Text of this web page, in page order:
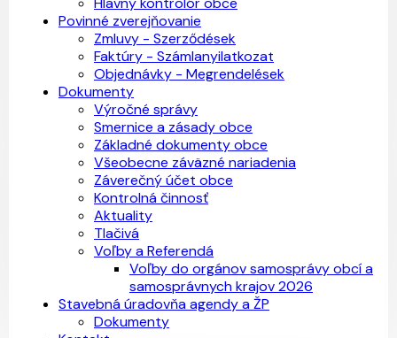
Povinné zverejňovanie
Zmluvy - Szerződések
Faktúry - Számlanyilatkozat
Objednávky - Megrendelések
Dokumenty
Výročné správy
Smernice a zásady obce
Základné dokumenty obce
Všeobecne záväzné nariadenia
Záverečný účet obce
Kontrolná činnosť
Aktuality
Tlačivá
Voľby a Referendá
Voľby do orgánov samosprávy obcí a
samosprávnych krajov 2026
Stavebná úradovňa agendy a ŽP
Dokumenty